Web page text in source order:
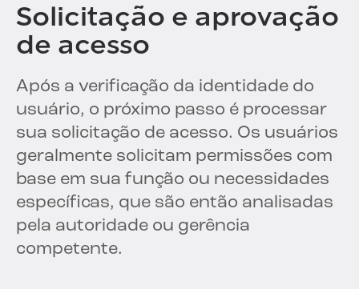
Solicitação e aprovação
de acesso
Após a verificação da identidade do
usuário, o próximo passo é processar
sua solicitação de acesso. Os usuários
geralmente solicitam permissões com
base em sua função ou necessidades
específicas, que são então analisadas
pela autoridade ou gerência
competente.